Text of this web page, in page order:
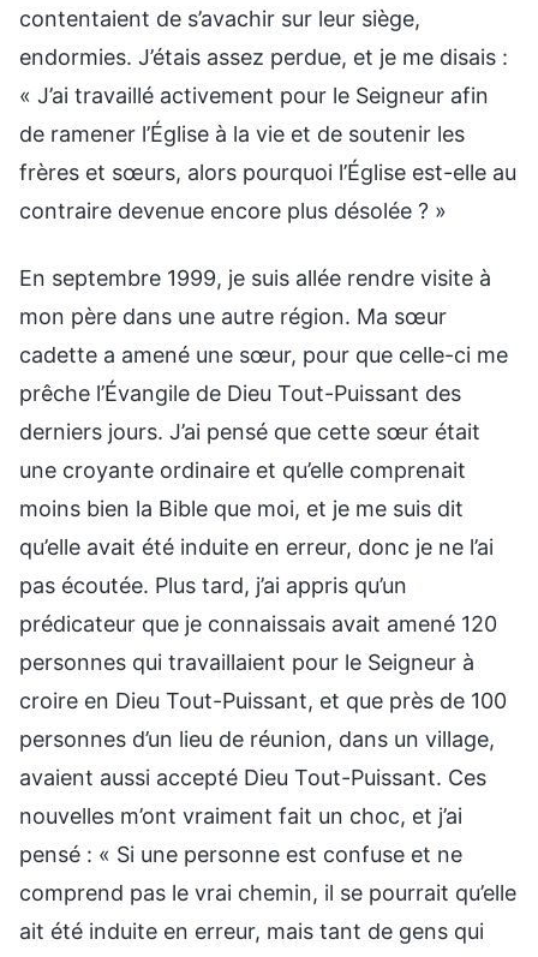
contentaient de s’avachir sur leur siège,
endormies. J’étais assez perdue, et je me disais :
« J’ai travaillé activement pour le Seigneur afin
de ramener l’Église à la vie et de soutenir les
frères et sœurs, alors pourquoi l’Église est-elle au
contraire devenue encore plus désolée ? »
En septembre 1999, je suis allée rendre visite à
mon père dans une autre région. Ma sœur
cadette a amené une sœur, pour que celle-ci me
prêche l’Évangile de Dieu Tout-Puissant des
derniers jours. J’ai pensé que cette sœur était
une croyante ordinaire et qu’elle comprenait
moins bien la Bible que moi, et je me suis dit
qu’elle avait été induite en erreur, donc je ne l’ai
pas écoutée. Plus tard, j’ai appris qu’un
prédicateur que je connaissais avait amené 120
personnes qui travaillaient pour le Seigneur à
croire en Dieu Tout-Puissant, et que près de 100
personnes d’un lieu de réunion, dans un village,
avaient aussi accepté Dieu Tout-Puissant. Ces
nouvelles m’ont vraiment fait un choc, et j’ai
pensé : « Si une personne est confuse et ne
comprend pas le vrai chemin, il se pourrait qu’elle
ait été induite en erreur, mais tant de gens qui